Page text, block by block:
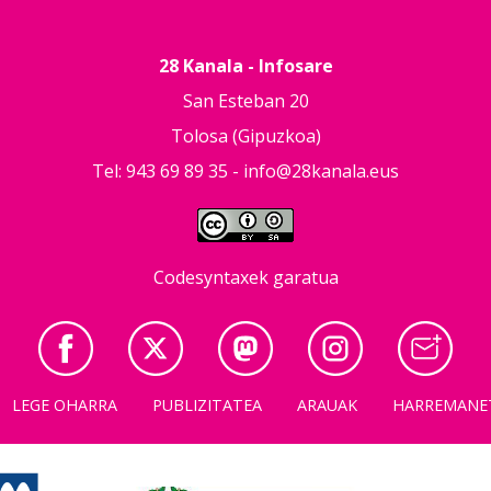
28 Kanala - Infosare
San Esteban 20
Tolosa (Gipuzkoa)
Tel: 943 69 89 35 - info@28kanala.eus
Codesyntaxek garatua
LEGE OHARRA PUBLIZITATEA ARAUAK